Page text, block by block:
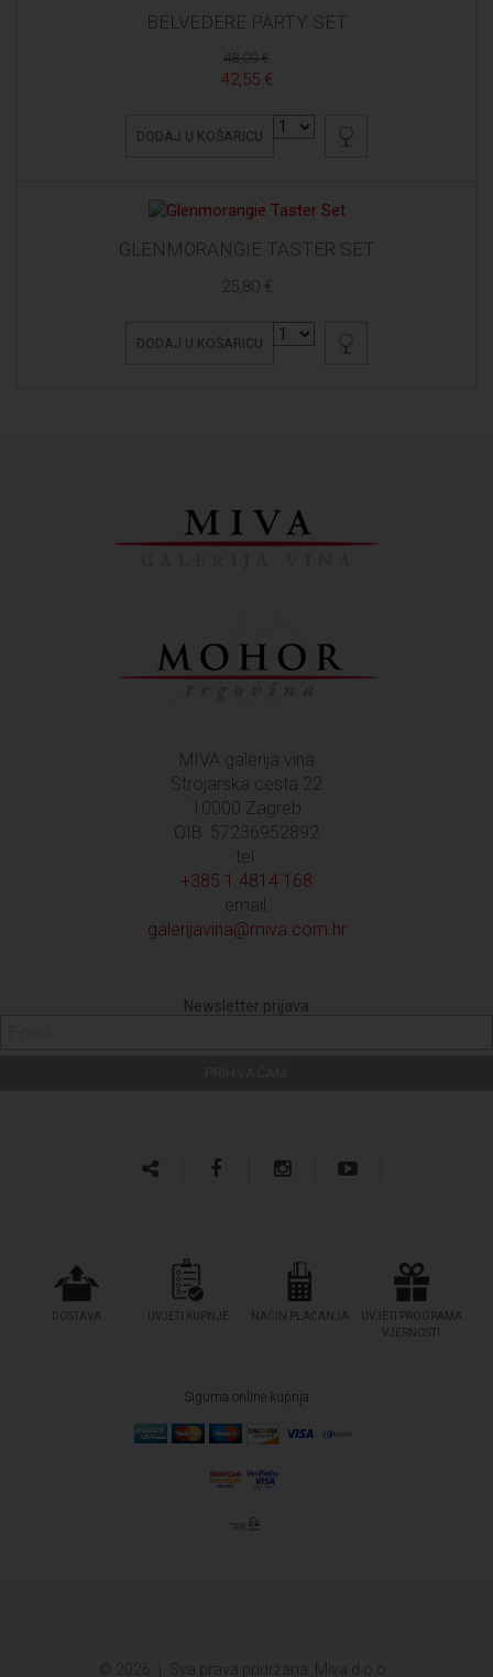
BELVEDERE PARTY SET
48,00 €
42,55 €
DODAJ U KOŠARICU
GLENMORANGIE TASTER SET
25,80 €
DODAJ U KOŠARICU
MIVA galerija vina
Strojarska cesta 22
10000 Zagreb
OIB: 57236952892
tel:
+385 1 4814 168
email:
galerijavina@miva.com.hr
Newsletter prijava
DOSTAVA UVJETI KUPNJE NAČIN PLAĆANJA
UVJETI PROGRAMA
VJERNOSTI
Sigurna online kupnja
© 2026. Sva prava pridržana. Miva d.o.o.